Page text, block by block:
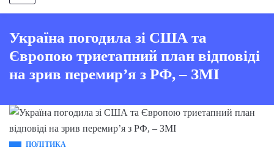
Україна погодила зі США та
Європою триетапний план відповіді
на зрив перемир’я з РФ, – ЗМІ
ПОЛІТИКА